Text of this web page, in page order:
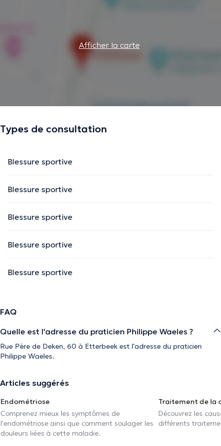
Afficher la carte
Types de consultation
Blessure sportive
Blessure sportive
Blessure sportive
Blessure sportive
Blessure sportive
FAQ
Quelle est l'adresse du praticien Philippe Waeles ?
Rue Père de Deken, 60 à Etterbeek est l'adresse du praticien
Philippe Waeles.
Articles suggérés
Endométriose
Comprenez mieux les symptômes de
l'endométriose ainsi que comment soulager les
douleurs liées à cette maladie.
Traitement de la
Découvrez les
différents